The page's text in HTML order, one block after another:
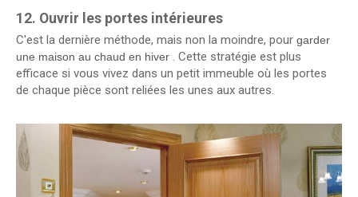
12. Ouvrir les portes intérieures
C'est la dernière méthode, mais non la moindre, pour garder
une maison au chaud en hiver . Cette stratégie est plus
efficace si vous vivez dans un petit immeuble où les portes
de chaque pièce sont reliées les unes aux autres.